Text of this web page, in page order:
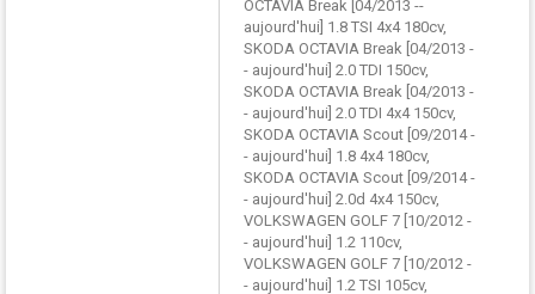
OCTAVIA Break [04/2013 --
aujourd'hui] 1.8 TSI 4x4 180cv,
SKODA OCTAVIA Break [04/2013 -
- aujourd'hui] 2.0 TDI 150cv,
SKODA OCTAVIA Break [04/2013 -
- aujourd'hui] 2.0 TDI 4x4 150cv,
SKODA OCTAVIA Scout [09/2014 -
- aujourd'hui] 1.8 4x4 180cv,
SKODA OCTAVIA Scout [09/2014 -
- aujourd'hui] 2.0d 4x4 150cv,
VOLKSWAGEN GOLF 7 [10/2012 -
- aujourd'hui] 1.2 110cv,
VOLKSWAGEN GOLF 7 [10/2012 -
- aujourd'hui] 1.2 TSI 105cv,